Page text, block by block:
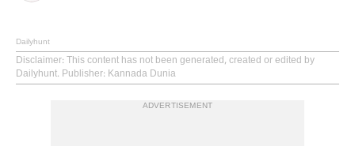
Dailyhunt
Disclaimer: This content has not been generated, created or edited by
Dailyhunt. Publisher: Kannada Dunia
ADVERTISEMENT